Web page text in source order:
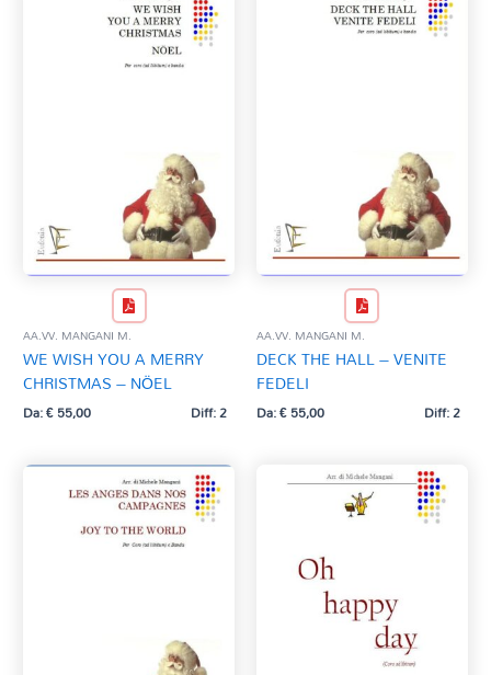
AA.VV. MANGANI M.
WE WISH YOU A MERRY
CHRISTMAS – NÖEL
Da:€55,00 Diff: 2
AA.VV. MANGANI M.
DECK THE HALL – VENITE
FEDELI
Da:€55,00 Diff: 2